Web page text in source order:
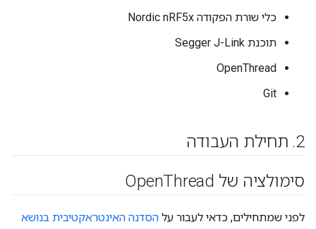
כלי שורת הפקודה Nordic nRF5x
תוכנת Segger J-Link
OpenThread
Git
2
. תחילת העבודה
סימולציה של Open Thread
לפני שמתחילים, כדאי לעבור על הסדנה האינטראקטיבית בנושא